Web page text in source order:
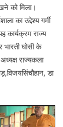
को मिला।
का उद्देश्य गर्मी
कार्यक्रम राज्य
घोसी के
राज्यकला
डा